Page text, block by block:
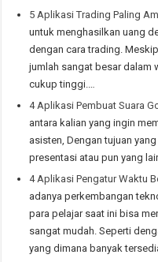
5 Aplikasi Trading Paling
untuk menghasilkan uang
dengan cara trading.
jumlah sangat besar dalam
cukup tinggi.…
4 Aplikasi Pembuat Suara
antara kalian yang ingin
asisten, Dengan tujuan
presentasi atau pun yang
4 Aplikasi Pengatur Waktu
adanya perkembangan
para pelajar saat ini bisa
sangat mudah. Seperti
yang dimana banyak